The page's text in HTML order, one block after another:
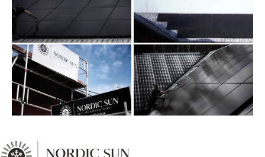
Visa alla bilder